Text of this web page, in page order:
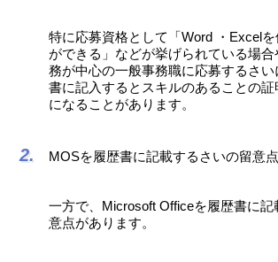
特に応募資格として「Word ・Excel
ができる」などが挙げられている場
務が中心の一般事務職に応募するさ
書に記入するとスキルのあることの証
になることがあります。
MOSを履歴書に記載するさいの留意点
一方で、Microsoft Officeを履歴書に記
意点があります。